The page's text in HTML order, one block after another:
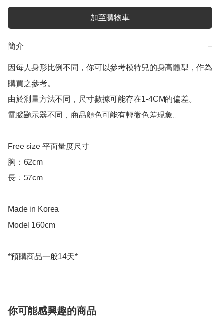
加至購物車
簡介 −
因每人身形比例不同，你可以參考模特兒的身高體型，作為
購買之參考。
由於測量方法不同，尺寸數據可能存在1-4CM的偏差。
電腦顯示器不同，商品顏色可能有輕微色差現象。
Free size 平面量度尺寸
胸：62cm
長：57cm
Made in Korea
Model 160cm
*預購商品一般14天*
你可能感興趣的商品